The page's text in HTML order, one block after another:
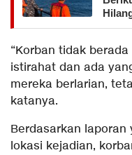
“Korban tidak
istirahat dan ada
mereka berlarian,
katanya.
Berdasarkan
lokasi kejadian,